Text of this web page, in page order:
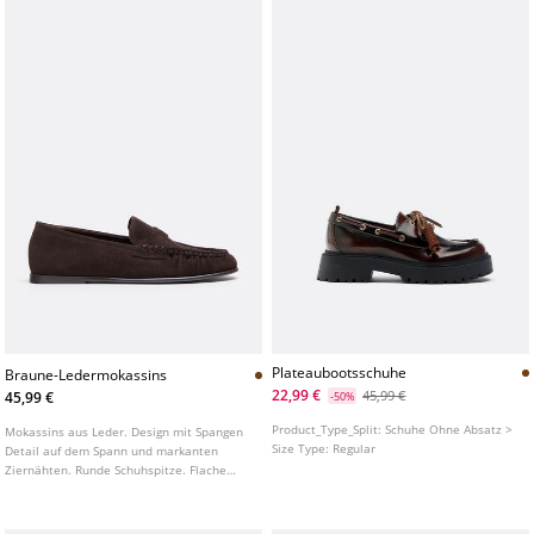
Braune-Ledermokassins
45,99 €
Mokassins aus Leder. Design mit Spangen
Detail auf dem Spann und markanten
Ziernähten. Runde Schuhspitze. Flache
Plateaubootsschuhe
22,99 €
-50% 45,99 €
Product_Type_Split:Schuhe Ohne Absatz >
Size Type: Regular